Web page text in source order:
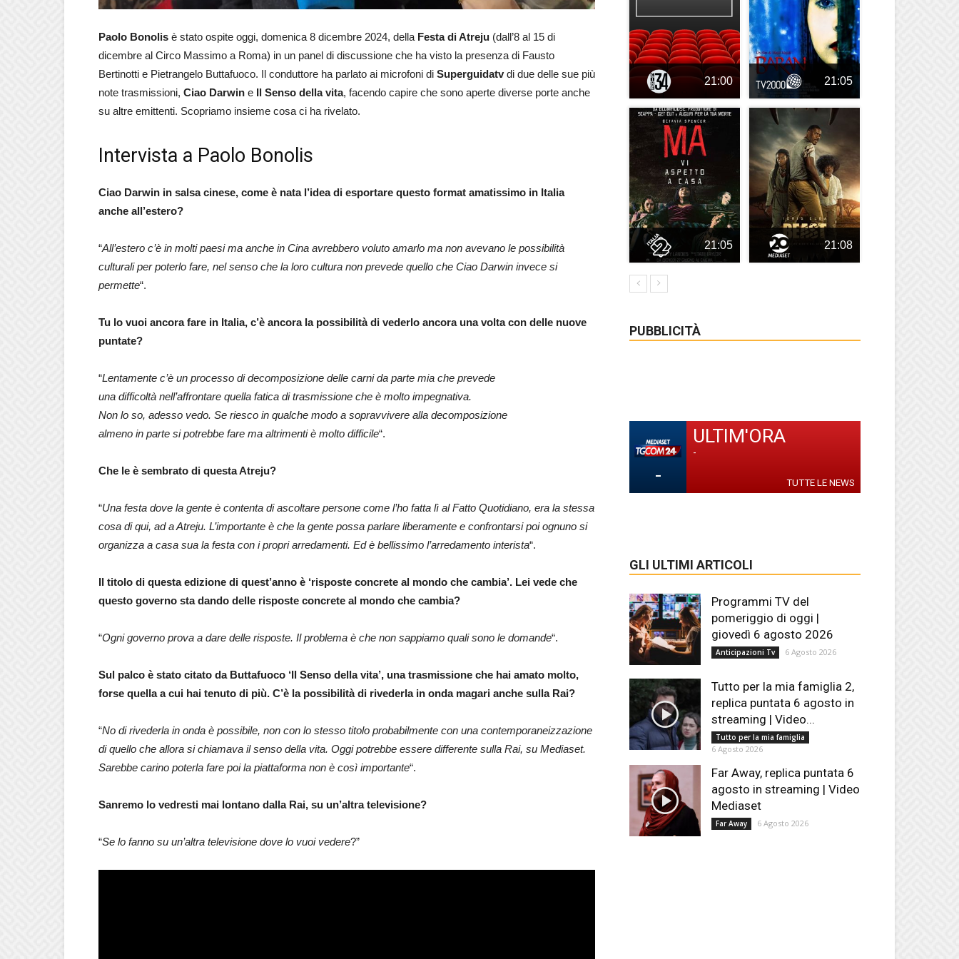
Paolo Bonolis è stato ospite oggi, domenica 8 dicembre 2024, della Festa di Atreju (dall’8 al 15 di
dicembre al Circo Massimo a Roma) in un panel di discussione che ha visto la presenza di Fausto
Bertinotti e Pietrangelo Buttafuoco. Il conduttore ha parlato ai microfoni di Superguidatvdi due delle sue più
note trasmissioni, Ciao Darwin e Il Senso della vita, facendo capire che sono aperte diverse porte anche
su altre emittenti. Scopriamo insieme cosa ci ha rivelato.
Intervista a Paolo Bonolis
Ciao Darwin in salsa cinese, come è nata l’idea di esportare questo format amatissimo in Italia
anche all’estero?
“All’estero c’è in molti paesi ma anche in Cina avrebbero voluto amarlo ma non avevano le possibilità
culturali per poterlo fare, nel senso che la loro cultura non prevede quello che Ciao Darwin invece si
permette“.
Tu lo vuoi ancora fare in Italia, c’è ancora la possibilità di vederlo ancora una voltacon delle nuove
puntate?
“Lentamente c’è un processo di decomposizione delle carni da parte mia che prevede
una difficoltà nell’affrontare quella fatica di trasmissione che è molto impegnativa.
Non lo so, adesso vedo. Se riesco in qualche modo a sopravvivere alla decomposizione
almeno in parte si potrebbe fare ma altrimenti è molto difficile“.
Che le è sembrato di questa Atreju?
“Una festa dove la gente è contenta di ascoltare persone come l’ho fatta lì al Fatto Quotidiano, era la stessa
cosa di qui, ad a Atreju. L’importante è che la gente possa parlare liberamente e confrontarsi poi ognuno si
organizza a casa sua la festa con i propri arredamenti. Ed è bellissimo l’arredamento interista“.
Il titolo di questa edizione di quest’anno è ‘risposte concrete al mondo che cambia’. Lei vede che
questo governo sta dando delle risposte concrete al mondo che cambia?
“Ogni governo prova a dare delle risposte. Il problema è che non sappiamo quali sono le domande“.
Sul palco è stato citato da Buttafuoco ‘Il Senso della vita’, una trasmissione che hai amato molto,
forse quella a cui hai tenuto di più. C’è la possibilità di rivederla in onda magari anche sulla Rai?
“No di rivederla in onda è possibile, non con lo stesso titolo probabilmente con una contemporaneizzazione
di quello che allora si chiamava il senso della vita. Oggi potrebbe essere differente sulla Rai, su Mediaset.
Sarebbe carino poterla fare poi la piattaforma non è così importante“.
Sanremo lo vedresti mai lontano dalla Rai, su un’altra televisione?
“Se lo fanno su un’altra televisione dove lo vuoi vedere?”
21:00 21:05
21:05 21:08
PUBBLICITÀ
-
ULTIM'ORA
-
TUTTE LE NEWS
GLI ULTIMI ARTICOLI
Programmi TV del
pomeriggio di oggi |
giovedì 6 agosto 2026
Anticipazioni Tv 6 Agosto 2026
Tutto per la mia famiglia 2,
replica puntata 6 agosto in
streaming | Video...
Tutto per la mia famiglia
6 Agosto 2026
Far Away, replica puntata 6
agosto in streaming | Video
Mediaset
Far Away 6 Agosto 2026